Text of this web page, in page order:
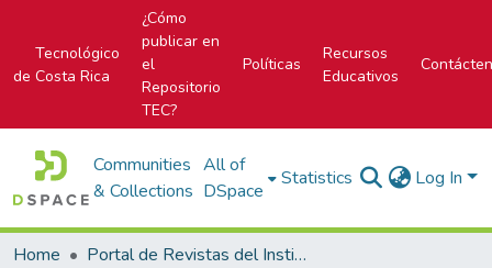
Tecnológico
de Costa Rica
¿Cómo
publicar en
el
Repositorio
TEC?
Políticas
Recursos
Educativos
Communities
& Collections
All of
DSpace
Statistics Log In
Home
Portal de Revistas del Instituto Tecnológico de Costa Rica